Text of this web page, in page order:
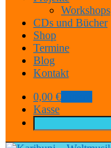
Workshops
CDs und Bücher
Shop
Termine
Blog
Kontakt
0,00 €
Kasse